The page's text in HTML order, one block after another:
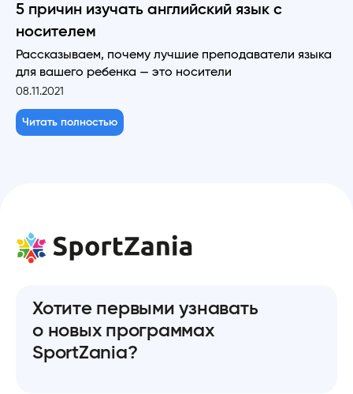
5 причин изучать английский язык с
носителем
Рассказываем, почему лучшие преподаватели языка
для вашего ребенка — это носители
08.11.2021
Читать полностью
Хотите первыми узнавать
о новых программах
SportZania?